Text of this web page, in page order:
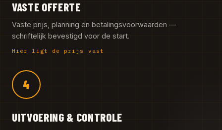
VASTE OFFERTE
Vaste prijs, planning en betalingsvoorwaarden —
schriftelijk bevestigd voor de start.
Hier ligt de prijs vast
4
UITVOERING & CONTROLE